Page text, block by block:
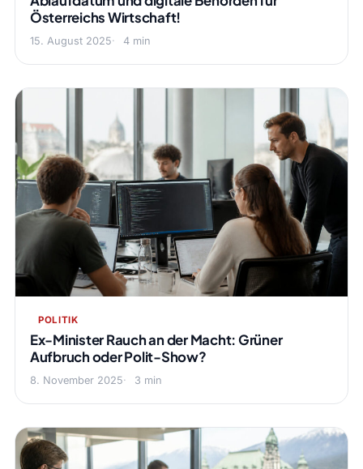
Österreichs Wirtschaft!
15. August 2025 4 min
POLITIK
Ex-Minister Rauch an der Macht: Grüner
Aufbruch oder Polit-Show?
8. November 2025 3 min